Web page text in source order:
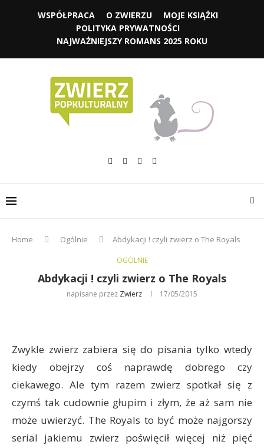
WSPÓŁPRACA O ZWIERZU
MOJE KSIĄŻKI
POLITYKA PRYWATNOŚCI
NAJWAŻNIEJSZY ROMANS 2025 ROKU
Home Ogólnie Abdykacji ! czyli zwierz o The Royals
OGÓLNIE
Abdykacji ! czyli zwierz o The Royals
napisane przez Zwierz 17/05/2015
Zwykle zwierz zabiera się do pisania tylko wtedy
kiedy obejrzy coś naprawdę dobrego czy
ciekawego. Ale tym razem zwierz spotkał się z
czymś tak cudownie głupim i złym, że aż sam nie
może uwierzyć. The Royals to być może najgorszy
serial jakiemu zwierz poświęcił więcej niż pięć